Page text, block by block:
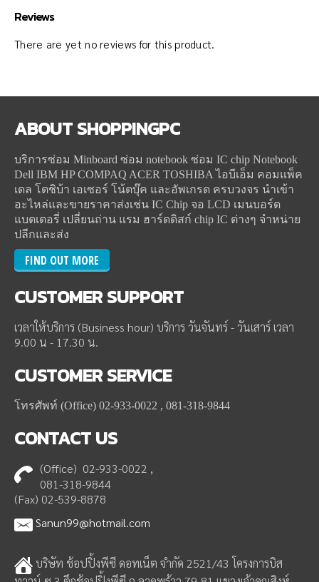
Reviews
There are yet no reviews for this product.
ABOUTSHOPPINGPC
บริการซ่อม Minboard ซ่อม notebook ซ่อม IC chip Notebook
Dell IBM HP COMPAQ ACER TOSHIBA ไอบีเอ็ม คอมแพ็ค
เดล โตชิบ้า เอเซอร์ โน้ตบุ๊ค และอัพเกรด ครบวงจร นำเข้า
อะไหล่และขายราคาส่งเช่น IC Chip จอ LCD เมนบอร์ด
แบตเตอรี่ เปลี่ยนถ่าน แรม ฮาร์ดดิสก์ chip IC ต่างๆ จำหน่าย
ปลีกและส่ง
FIND OUT MORE
CUSTOMERSUPPORT
เวลาให้บริการ (Business hour) บริการ วันจันทร์ - วันเสาร์ เวลา
9.00 น - 17.30 น.
CUSTOMERSERVICE
โทรศัพท์ (Office) 02-933-0022 , 081-318-9844
CONTACTUS
(Office) 02-933-0022 ,
081-318-9844
(Fax) 02-539-8878
Sanun99@hotmail.com
บริษัท ช้อปปิ้งพีซี ดอทเน็ต จำกัด 2521/43 โครงการบิส